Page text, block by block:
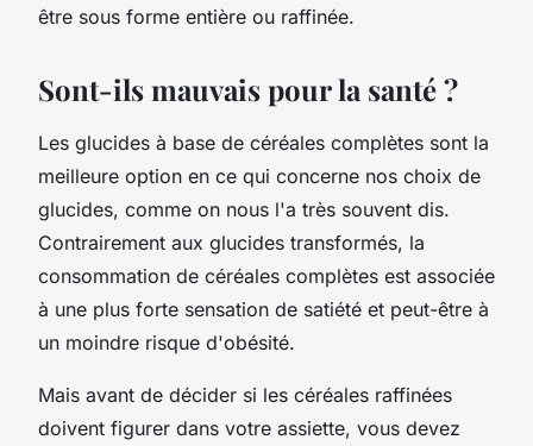
être sous forme entière ou raffinée.
Sont-ils mauvais pour la santé ?
Les glucides à base de céréales complètes sont la
meilleure option en ce qui concerne nos choix de
glucides, comme on nous l'a très souvent dis.
Contrairement aux glucides transformés, la
consommation de céréales complètes est associée
à une plus forte sensation de satiété et peut-être à
un moindre risque d'obésité.
Mais avant de décider si les céréales raffinées
doivent figurer dans votre assiette, vous devez